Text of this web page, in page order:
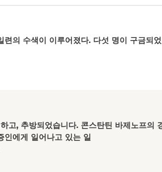
련의 수색이 이루어졌다. 다섯 명이 구금되었
고, 추방되었습니다. 콘스탄틴 바제노프의
인에게 일어나고 있는 일